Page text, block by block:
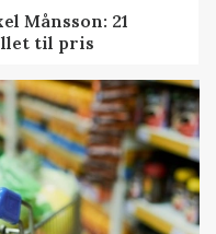
Månsson: 21
til pris